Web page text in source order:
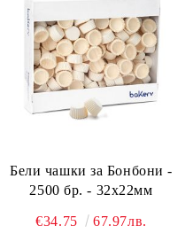
Бели чашки за Бонбони -
2500 бр. - 32х22мм
€34.75 67.97лв.